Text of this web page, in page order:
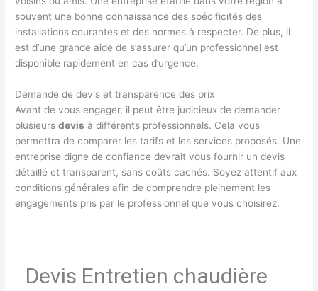
souvent une bonne connaissance des spécificités des
installations courantes et des normes à respecter. De plus, il
est d’une grande aide de s’assurer qu’un professionnel est
disponible rapidement en cas d’urgence.
Demande de devis et transparence des prix
Avant de vous engager, il peut être judicieux de demander
plusieursdevis à différents professionnels. Cela vous
permettra de comparer les tarifs et les services proposés. Une
entreprise digne de confiance devrait vous fournir un devis
détaillé et transparent, sans coûts cachés. Soyez attentif aux
conditions générales afin de comprendre pleinement les
engagements pris par le professionnel que vous choisirez.
Devis Entretien chaudière